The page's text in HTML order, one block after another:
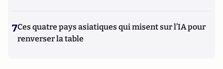
7Ces quatre pays asiatiques qui misent sur l’IA pour
renverser la table